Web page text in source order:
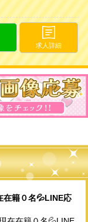
求人詳細
在籍０名💦LINE応